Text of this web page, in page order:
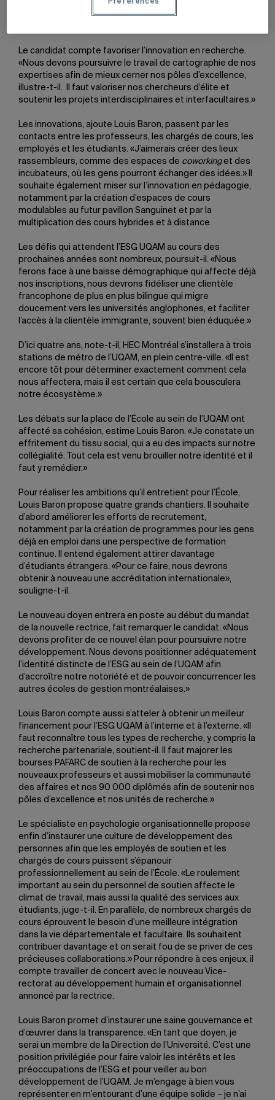
approches et de nos interventions afin d’être reconnus
comme un moteur de transformation économique et
Le candidat compte favoriser l’innovation en recherche.
«Nous devons poursuivre le travail de cartographie de nos
expertises afin de mieux cerner nos pôles d’excellence,
illustre-t-il. Il faut valoriser nos chercheurs d’élite et
soutenir les projets interdisciplinaires et interfacultaires.»
Les innovations, ajoute Louis Baron, passent par les
contacts entre les professeurs, les chargés de cours, les
employés et les étudiants. «J’aimerais créer des lieux
rassembleurs, comme des espaces de coworkinget des
incubateurs, où les gens pourront échanger des idées.» Il
souhaite également miser sur l’innovation en pédagogie,
notamment par la création d’espaces de cours
modulables au futur pavillon Sanguinet et par la
multiplication des cours hybrides et à distance.
Les défis qui attendent l’ESG UQAM au cours des
prochaines années sont nombreux, poursuit-il. «Nous
ferons face à une baisse démographique qui affecte déjà
nos inscriptions, nous devrons fidéliser une clientèle
francophone de plus en plus bilingue qui migre
doucement vers les universités anglophones, et faciliter
l’accès à la clientèle immigrante, souvent bien éduquée.»
D’ici quatre ans, note-t-il, HEC Montréal s’installera à trois
stations de métro de l’UQAM, en plein centre-ville. «Il est
encore tôt pour déterminer exactement comment cela
nous affectera, mais il est certain que cela bousculera
notre écosystème.»
Les débats sur la place de l’École au sein de l’UQAM ont
affecté sa cohésion, estime Louis Baron. «Je constate un
effritement du tissu social, qui a eu des impacts sur notre
collégialité. Tout cela est venu brouiller notre identité et il
faut y remédier.»
Pour réaliser les ambitions qu’il entretient pour l’École,
Louis Baron propose quatre grands chantiers. Il souhaite
d’abord améliorer les efforts de recrutement,
notamment par la création de programmes pour les gens
déjà en emploi dans une perspective de formation
continue. Il entend également attirer davantage
d’étudiants étrangers. «Pour ce faire, nous devrons
obtenir à nouveau une accréditation internationale»,
souligne-t-il.
Le nouveau doyen entrera en poste au début du mandat
de la nouvelle rectrice, fait remarquer le candidat. «Nous
devons profiter de ce nouvel élan pour poursuivre notre
développement. Nous devons positionner adéquatement
l’identité distincte de l’ESG au sein de l’UQAM afin
d’accroître notre notoriété et de pouvoir concurrencer les
autres écoles de gestion montréalaises.»
Louis Baron compte aussi s’atteler à obtenir un meilleur
financement pour l’ESG UQAM à l’interne et à l’externe. «Il
faut reconnaître tous les types de recherche, y compris la
recherche partenariale, soutient-il. Il faut majorer les
bourses PAFARC de soutien à la recherche pour les
nouveaux professeurs et aussi mobiliser la communauté
des affaires et nos 90 000 diplômés afin de soutenir nos
pôles d’excellence et nos unités de recherche.»
Le spécialiste en psychologie organisationnelle propose
enfin d’instaurer une culture de développement des
personnes afin que les employés de soutien et les
chargés de cours puissent s’épanouir
professionnellement au sein de l’École. «Le roulement
important au sein du personnel de soutien affecte le
climat de travail, mais aussi la qualité des services aux
étudiants, juge-t-il. En parallèle, de nombreux chargés de
cours éprouvent le besoin d’une meilleure intégration
dans la vie départementale et facultaire. Ils souhaitent
contribuer davantage et on serait fou de se priver de ces
précieuses collaborations.» Pour répondre à ces enjeux, il
compte travailler de concert avec le nouveau Vice-
rectorat au développement humain et organisationnel
annoncé par la rectrice.
Louis Baron promet d’instaurer une saine gouvernance et
d’œuvrer dans la transparence. «En tant que doyen, je
serai un membre de la Direction de l’Université. C’est une
position privilégiée pour faire valoir les intérêts et les
préoccupations de l’ESG et pour veiller au bon
développement de l’UQAM. Je m’engage à bien vous
représenter en m’entourant d’une équipe solide – je n’ai
Préférences